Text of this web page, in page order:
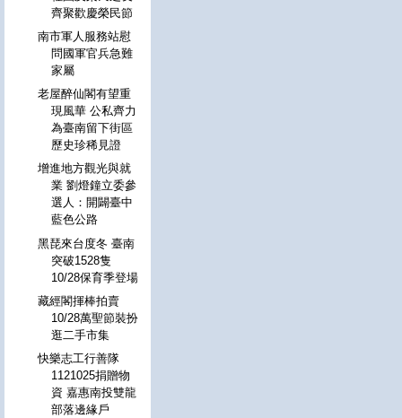
齊聚歡慶榮民節
南市軍人服務站慰
問國軍官兵急難
家屬
老屋醉仙閣有望重
現風華 公私齊力
為臺南留下街區
歷史珍稀見證
增進地方觀光與就
業 劉燈鐘立委參
選人：開闢臺中
藍色公路
黑琵來台度冬 臺南
突破1528隻
10/28保育季登場
藏經閣揮棒拍賣
10/28萬聖節裝扮
逛二手市集
快樂志工行善隊
1121025捐贈物
資 嘉惠南投雙龍
部落邊緣戶